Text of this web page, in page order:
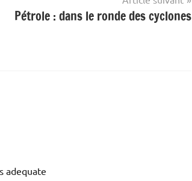
Pétrole : dans le ronde des cyclones
adequate